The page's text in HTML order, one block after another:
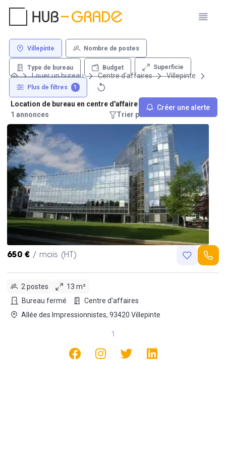
Villepinte Nombre de postes
Type de bureau Budget Superficie
Plus de filtres 1
Créer une alerte
Louer un bureau Centre d'affaires Villepinte
Location de bureau en centre d'affaire - Villepinte
1 annonces
Trier par : Recommandations
650 € / mois (HT)
2 postes
13 m²
Bureau fermé
Centre d'affaires
Allée des Impressionnistes, 93420 Villepinte
1